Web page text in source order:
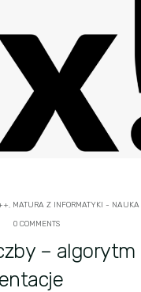
, MATURA Z INFORMATYKI - NAUKA
0 COMMENTS
– algorytm